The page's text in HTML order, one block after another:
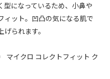
型になっているため、小鼻や
ィット。凹凸の気になる肌で
られます。
マイクロ コレクトフィット ク